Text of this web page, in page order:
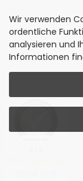
Wir verwenden
ordentliche
analysieren und
Informationen